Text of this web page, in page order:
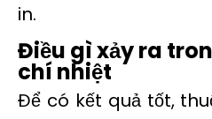
in.
Điều gì xảy ra
chí nhiệt
Để có kết quả tốt,